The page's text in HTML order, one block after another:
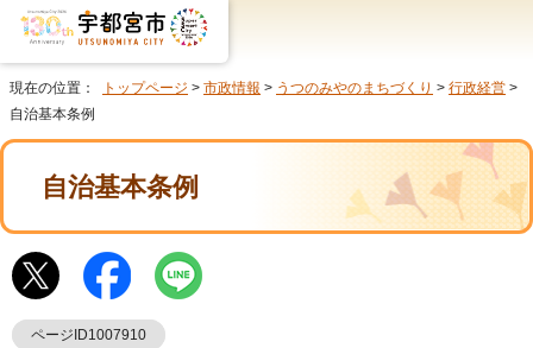
現在の位置： トップページ > 市政情報 > うつのみやのまちづくり > 行政経営 >
自治基本条例
自治基本条例
ページID1007910